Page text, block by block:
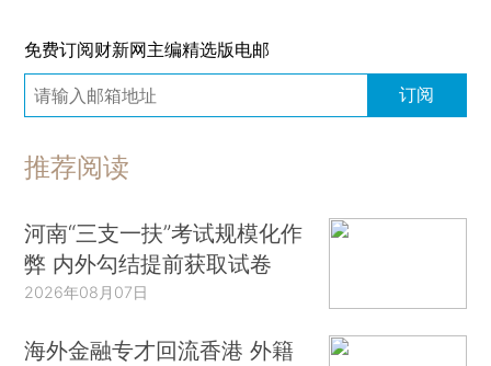
免费订阅财新网主编精选版电邮
订阅
推荐阅读
河南“三支一扶”考试规模化作
弊 内外勾结提前获取试卷
2026年08月07日
海外金融专才回流香港 外籍